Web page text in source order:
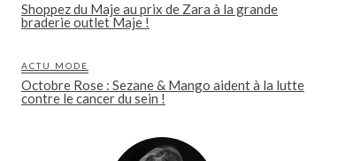
Shoppez du Maje au prix de Zara à la grande
braderie outlet Maje !
ACTU MODE
Octobre Rose : Sezane & Mango aident à la lutte
contre le cancer du sein !